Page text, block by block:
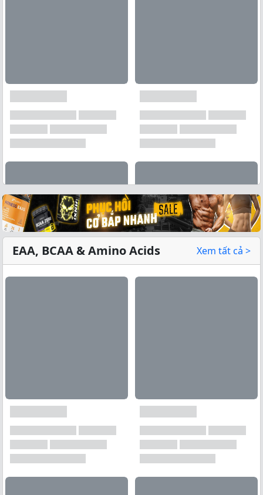
Xem tất cả →
EAA, BCAA & Amino Acids Xem tất cả >